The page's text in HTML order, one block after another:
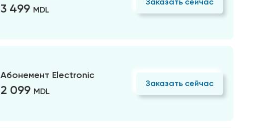
3 499 MDL
Заказать сейчас
Абонемент Electronic
2 099 MDL
Заказать сейчас